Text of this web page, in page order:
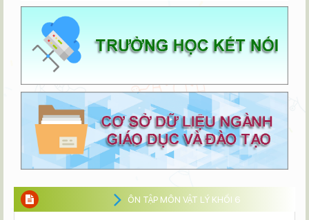
ÔN TẬP MÔN VẬT LÝ KHỐI 6